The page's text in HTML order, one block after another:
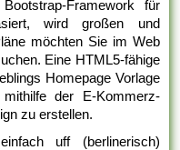
Framework für
wird großen und
möchten Sie im Web
Eine HTML5-fähige
Homepage Vorlage
der E-Kommerz-
zu erstellen.
uff (berlinerisch)